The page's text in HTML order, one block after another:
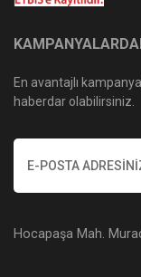
En avantajlı
haberdar olabilirsiniz.
Hocapaşa Mah.